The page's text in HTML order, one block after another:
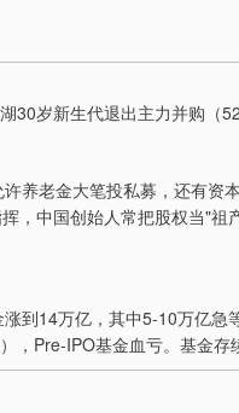
30岁新生代退出主力并购（
养老金大笔投私募，还有资
，中国创始人常把股权当"祖
到14万亿，其中5-10万亿
，Pre-IPO基金血亏。基金